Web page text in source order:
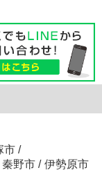
市 /
秦野市 / 伊勢原市